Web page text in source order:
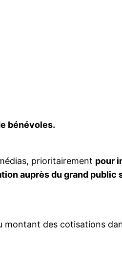
bénévoles.
prioritairement pour
auprès du grand
des cotisations